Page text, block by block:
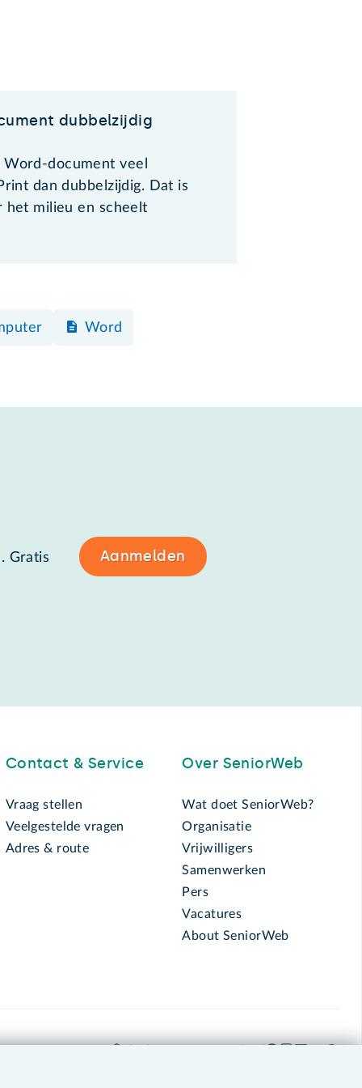
dubbelzijdig
document veel
dan dubbelzijdig. Dat is
het milieu en scheelt
Word
Gratis Aanmelden
Contact & Service
Vraag stellen
Veelgestelde vragen
Adres & route
Over SeniorWeb
Wat doet SeniorWeb?
Organisatie
Vrijwilligers
Samenwerken
Pers
Vacatures
About SeniorWeb